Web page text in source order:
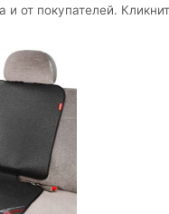
и от покупателей.